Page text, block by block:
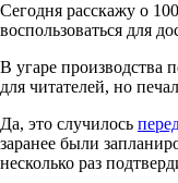
Сегодня расскажу о
воспользоваться для
В угаре производства
для читателей, но
Да, это случилось
заранее были
несколько раз